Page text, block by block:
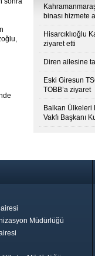
binası hizmete
Hisarcıklıoğlu
ziyaret etti
Diren ailesine
Eski Giresun
TOBB’a ziyaret
Balkan Ülkeleri
Vakfı Başkanı
Müdürlüğü